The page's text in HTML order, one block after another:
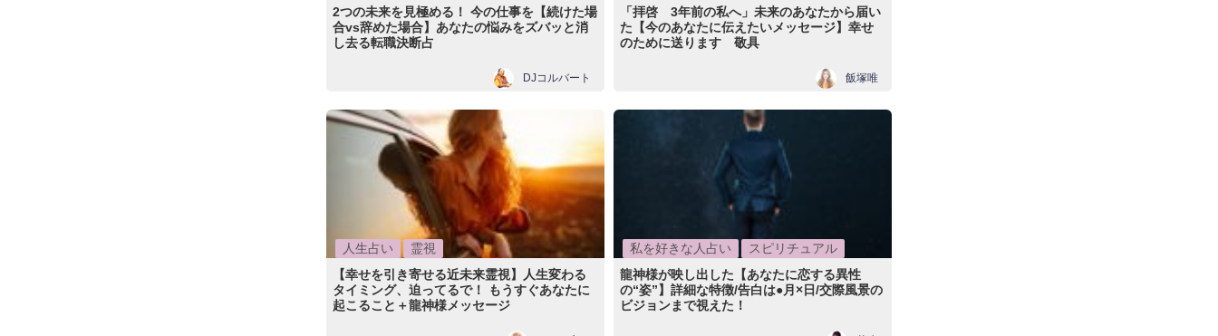
2つの未来を見極める！ 今の仕事を【続けた場
合vs辞めた場合】あなたの悩みをズバッと消
し去る転職決断占
DJコルバート
「拝啓 3年前の私へ」未来のあなたから届い
た【今のあなたに伝えたいメッセージ】幸せ
のために送ります 敬具
飯塚唯
人生占い
霊視
【幸せを引き寄せる近未来霊視】人生変わる
タイミング、迫ってるで！ もうすぐあなたに
起こること＋龍神様メッセージ
私を好きな人占い
スピリチュアル
龍神様が映し出した【あなたに恋する異性
の“姿”】詳細な特徴/告白は●月×日/交際風景の
ビジョンまで視えた！